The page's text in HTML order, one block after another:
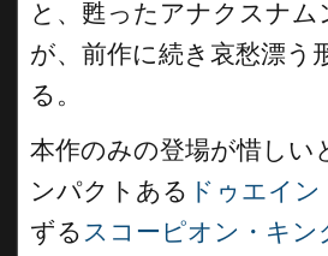
と、甦ったアナクスナム
が、前作に続き哀愁漂う
る。
本作のみの登場が惜しい
ンパクトある ドゥエイ
ずる スコーピオン・キン